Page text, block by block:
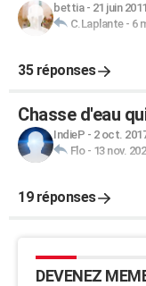
bettia- 21 juin
C.Laplante- 6
35 réponses
Chasse d'eau
IndieP - 2 oct.
Flo- 13 nov.
19 réponses
DEVENEZ